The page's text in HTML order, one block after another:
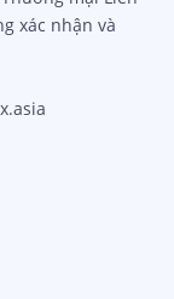
xác nhận và